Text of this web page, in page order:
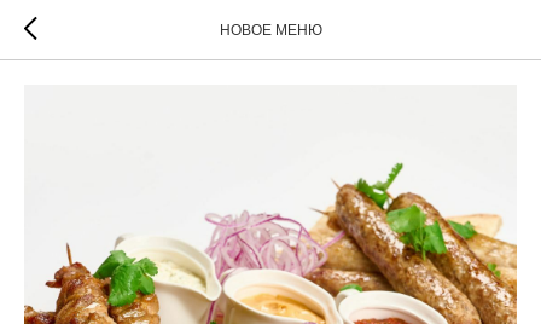
НОВОЕ МЕНЮ